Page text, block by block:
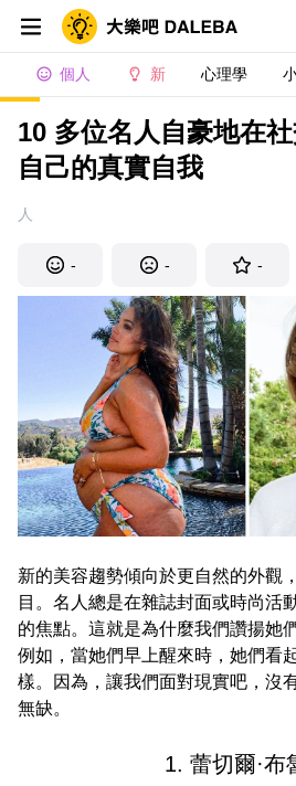
個人 新 心理學
10 多位名人自豪地在
自己的真實自我
人
- - -
新的美容趨勢傾向於更自然的外觀
目。名人總是在雜誌封面或時尚活
的焦點。這就是為什麼我們讚揚她
例如，當她們早上醒來時，她們看
樣。因為，讓我們面對現實吧，沒
無缺。
1. 蕾切爾·布